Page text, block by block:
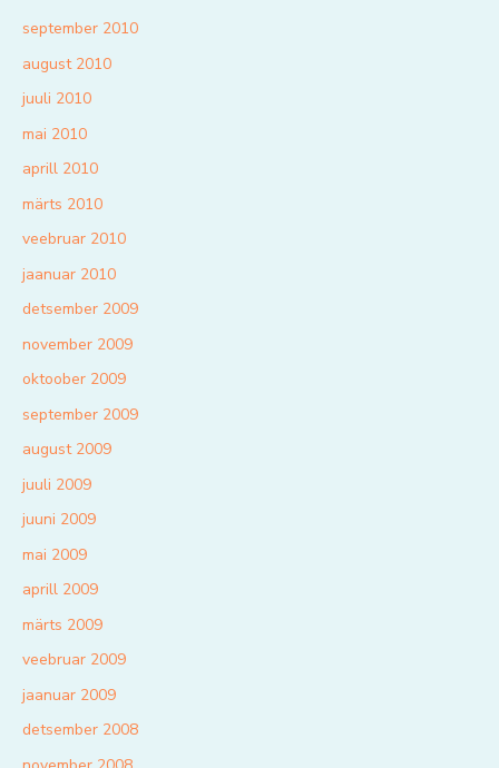
september 2010
august 2010
juuli 2010
mai 2010
aprill 2010
märts 2010
veebruar 2010
jaanuar 2010
detsember 2009
november 2009
oktoober 2009
september 2009
august 2009
juuli 2009
juuni 2009
mai 2009
aprill 2009
märts 2009
veebruar 2009
jaanuar 2009
detsember 2008